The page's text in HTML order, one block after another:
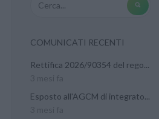
COMUNICATI RECENTI
Rettifica 2026/90354 del rego...
Esposto all'AGCM di integrato...